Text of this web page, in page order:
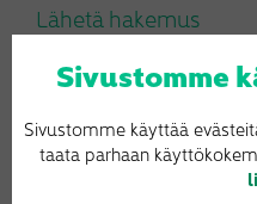
Lähetä hakemus
Vinkkaa kaverille:
Facebook
Twitter
Sivustomme
Sivustomme käyttää
taata parhaan